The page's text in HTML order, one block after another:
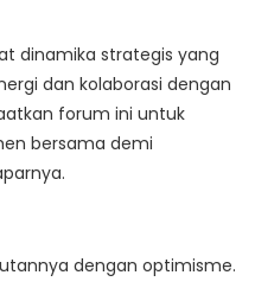
dinamika strategis yang
dan kolaborasi dengan
forum ini untuk
bersama demi
dengan optimisme.